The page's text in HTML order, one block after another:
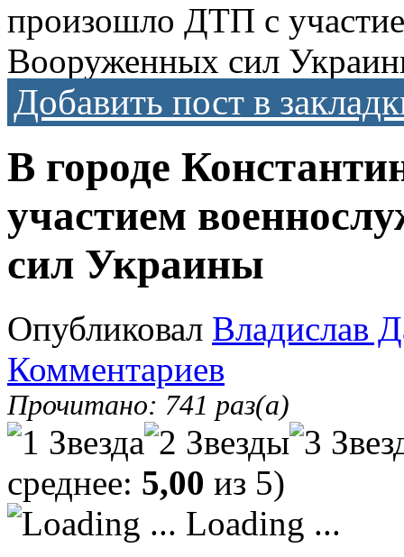
произошло ДТП с
Вооруженных сил
Добавить пост в
В городе
участием
сил Украины
Опубликовал Владислав
Комментариев
Прочитано: 741 раз(а)
среднее: 5,00 из 5)
Loading ...